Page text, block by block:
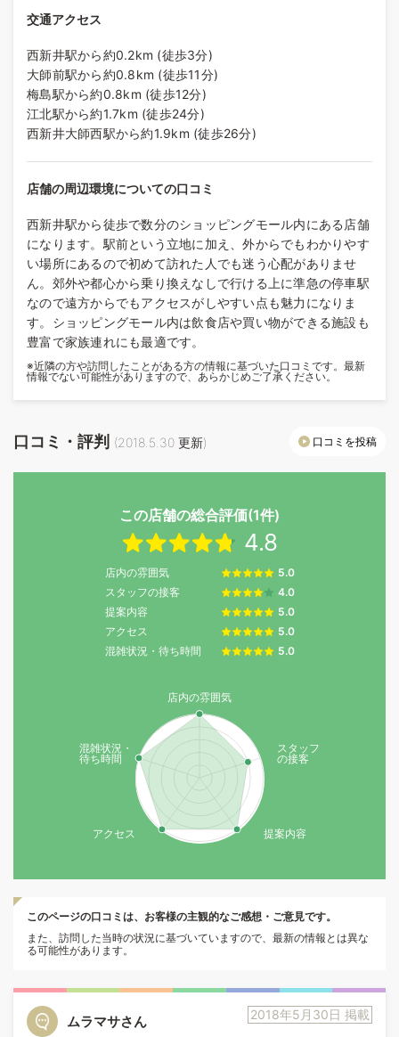
交通アクセス
西新井駅から約0.2km (徒歩3分)
大師前駅から約0.8km (徒歩11分)
梅島駅から約0.8km (徒歩12分)
江北駅から約1.7km (徒歩24分)
西新井大師西駅から約1.9km (徒歩26分)
店舗の周辺環境についての口コミ
西新井駅から徒歩で数分のショッピングモール内にある店舗
になります。駅前という立地に加え、外からでもわかりやす
い場所にあるので初めて訪れた人でも迷う心配がありませ
ん。郊外や都心から乗り換えなしで行ける上に準急の停車駅
なので遠方からでもアクセスがしやすい点も魅力になりま
す。ショッピングモール内は飲食店や買い物ができる施設も
豊富で家族連れにも最適です。
※近隣の方や訪問したことがある方の情報に基づいた口コミです。最新
情報でない可能性がありますので、あらかじめご了承ください。
口コミ・評判 (2018.5.30 更新) 口コミを投稿
この店舗の総合評価(1件)
4.8
店内の雰囲気
5.0
スタッフの接客
4.0
提案内容
5.0
アクセス
5.0
混雑状況・待ち時間
5.0
店内の雰囲気
スタッフ
の接客
提案内容
アクセス
混雑状況・
待ち時間
このページの口コミは、お客様の主観的なご感想・ご意見です。
また、訪問した当時の状況に基づいていますので、最新の情報とは異な
る可能性があります。
2018年5月30日 掲載
ムラマサさん